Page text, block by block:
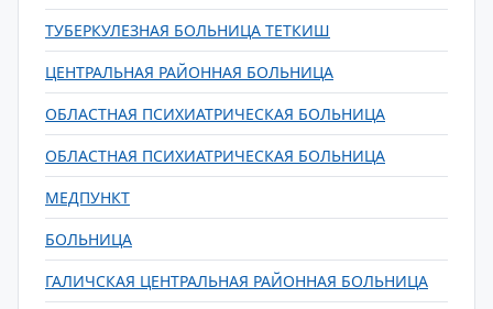
ТУБЕРКУЛЕЗНАЯ БОЛЬНИЦА ТЕТКИШ
ЦЕНТРАЛЬНАЯ РАЙОННАЯ БОЛЬНИЦА
ОБЛАСТНАЯ ПСИХИАТРИЧЕСКАЯ БОЛЬНИЦА
ОБЛАСТНАЯ ПСИХИАТРИЧЕСКАЯ БОЛЬНИЦА
МЕДПУНКТ
БОЛЬНИЦА
ГАЛИЧСКАЯ ЦЕНТРАЛЬНАЯ РАЙОННАЯ БОЛЬНИЦА